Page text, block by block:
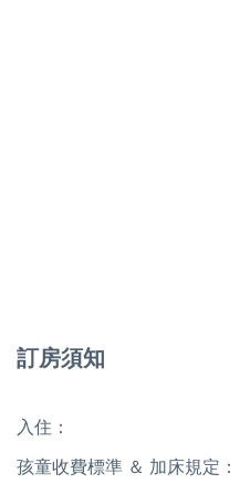
訂房須知
入住：
孩童收費標準 ＆ 加床規定：